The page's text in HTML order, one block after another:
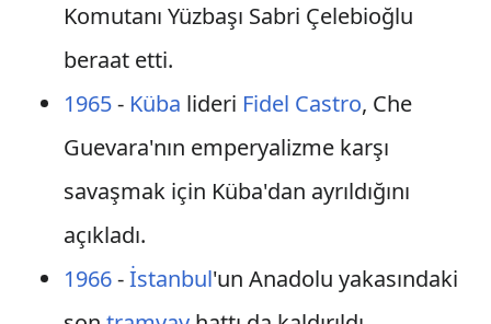
Komutanı Yüzbaşı Sabri Çelebioğlu
beraat etti.
1965- Küba lideri Fidel Castro, Che
Guevara'nın emperyalizme karşı
savaşmak için Küba'dan ayrıldığını
açıkladı.
1966-İstanbul'un Anadolu yakasındaki